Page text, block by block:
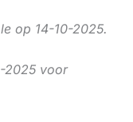
op 14-10-2025.
2025 voor